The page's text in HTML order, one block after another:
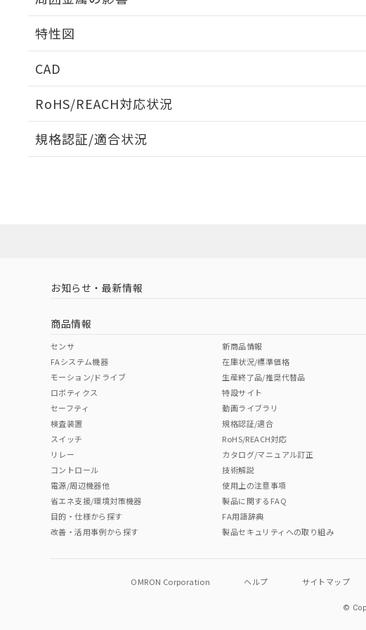
A: 30mm以上、B: 20mm以上
特性図
検出領域
CAD
RoHS/REACH対応状況
EU RoHS 注意事項・凡例
ダウ
中国 RoHS 注意事項・凡例
中国 RoHS表
Pb Hg Cr(VI)
"対応済み"や非含有の記載がされた商品であっても、流通在庫等で未
非含有品が必要な際は、弊社営業部門もしくは販売店へお問い合わせく
規格認証/適合状況
（イギリス
（ノルウェー
お知らせ・最新情報
商品情報
センサ
FAシステム機器
モーション/ドライブ
ロボティクス
セーフティ
検査装置
スイッチ
リレー
コントロール
電源/周辺機器他
省エネ支援/環境対策機器
目的・仕様から探す
改善・活用事例から探す
新商品情報
在庫状況/標準価格
生産終了品/推奨代替品
特設サイト
動画ライブラリ
規格認証/適合
RoHS/REACH対応
カタログ/マニュアル訂正
技術解説
使用上の注意事項
製品に関するFAQ
FA用語辞典
製品セキュリティへの取り組み
OMRON Corporation ヘルプ サイトマップ
©